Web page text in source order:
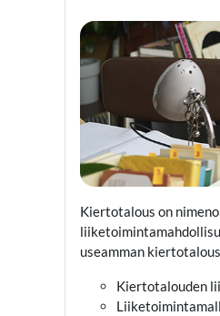
Kiertotalous on
useamman
Kiertotalouden